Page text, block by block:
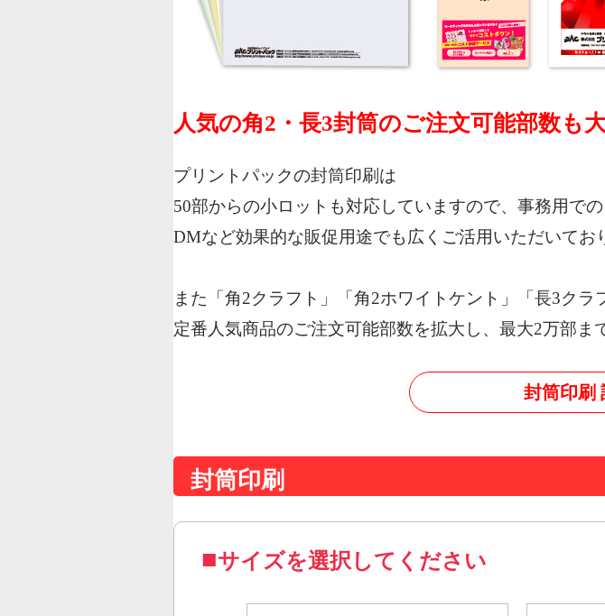
人気の角2・長3封筒のご注文可能部数も
プリントパックの封筒印刷は
50部からの小ロットも対応していますので、事務用での
DMなど効果的な販促用途でも広くご活用いただいてお
また「角2クラフト」「角2ホワイトケント」「長3クラ
定番人気商品のご注文可能部数を拡大し、最大2万部ま
封筒印刷
封筒印刷
サイズを選択してください